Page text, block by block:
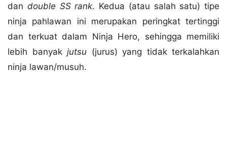
dan double SS rank. Kedua (atau salah satu) tipe
ninja pahlawan ini merupakan peringkat tertinggi
dan terkuat dalam Ninja Hero, sehingga memiliki
lebih banyak jutsu (jurus) yang tidak terkalahkan
ninja lawan/musuh.